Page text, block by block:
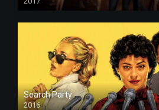
Search Party
2016